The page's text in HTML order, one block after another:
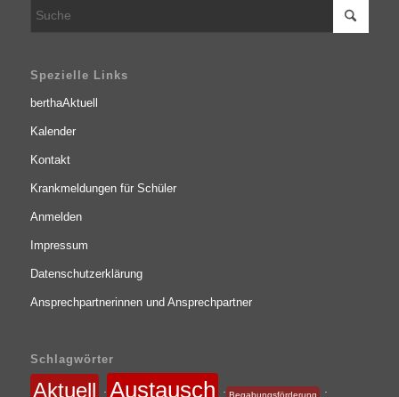
Spezielle Links
berthaAktuell
Kalender
Kontakt
Krankmeldungen für Schüler
Anmelden
Impressum
Datenschutzerklärung
Ansprechpartnerinnen und Ansprechpartner
Schlagwörter
Aktuell : Austausch : Begabungsförderung :